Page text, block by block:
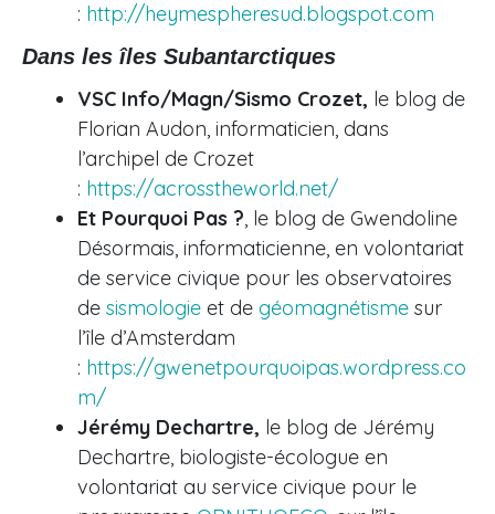
: http://heymespheresud.blogspot.com
Dans les îles Subantarctiques
VSC Info/Magn/Sismo Crozet, le blog de
Florian Audon, informaticien, dans
l’archipel de Crozet
: https://acrosstheworld.net/
Et Pourquoi Pas ?, le blog de Gwendoline
Désormais, informaticienne, en volontariat
de service civique pour les observatoires
de sismologie et de géomagnétisme sur
l’île d’Amsterdam
: https://gwenetpourquoipas.wordpress.co
m/
Jérémy Dechartre, le blog de Jérémy
Dechartre, biologiste-écologue en
volontariat au service civique pour le